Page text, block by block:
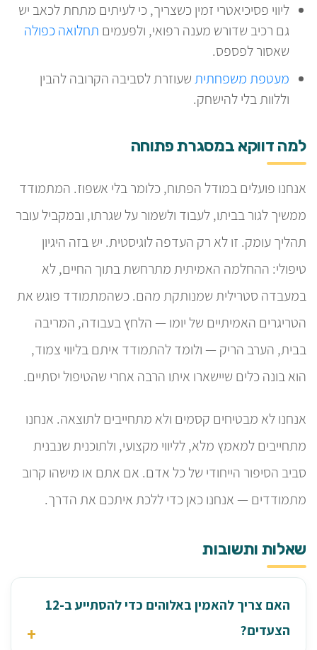
ליווי פסיכיאטרי זמין כשצריך, כי לעיתים מתחת לכאב יש
גם רכיב שדורש מענה רפואי, ולפעמים תחלואה כפולה
שאסור לפספס.
מעטפת משפחתיתשעוזרת לסביבה הקרובה להבין
וללוות בלי להישחק.
למה דווקא במסגרת פתוחה
אנחנו פועלים במודל הפתוח, כלומר בלי אשפוז. המתמודד
ממשיך לגור בביתו, לעבוד ולשמור על שגרתו, ובמקביל עובר
תהליך עומק. זו לא רק העדפה לוגיסטית. יש בזה היגיון
טיפולי: ההחלמה האמיתית מתרחשת בתוך החיים, לא
במעבדה סטרילית שמנותקת מהם. כשהמתמודד פוגש את
הטריגרים האמיתיים של יומו — הלחץ בעבודה, המריבה
בבית, הערב הריק — ולומד להתמודד איתם בליווי צמוד,
הוא בונה כלים שיישארו איתו הרבה אחרי שהטיפול יסתיים.
אנחנו לא מבטיחים קסמים ולא מתחייבים לתוצאה. אנחנו
מתחייבים למאמץ מלא, לליווי מקצועי, ולתוכנית שנבנית
סביב הסיפור הייחודי של כל אדם. אם אתם או מישהו קרוב
מתמודדים — אנחנו כאן כדי ללכת איתכם את הדרך.
שאלות ותשובות
האם צריך להאמין באלוהים כדי להסתייע ב-12
הצעדים?